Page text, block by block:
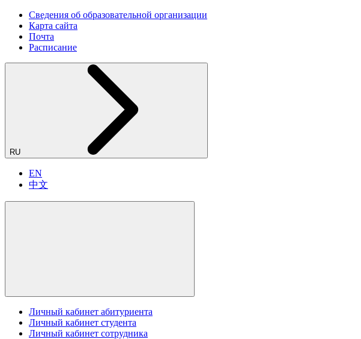
Сведения об образовательной организации
Карта сайта
Почта
Расписание
RU
EN
中文
Личный кабинет абитуриента
Личный кабинет студента
Личный кабинет сотрудника